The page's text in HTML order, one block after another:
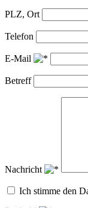
PLZ, Ort
Telefon
E-Mail
Betreff
Nachricht
Ich stimme den